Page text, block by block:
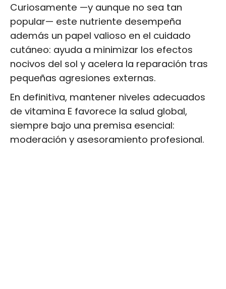
Curiosamente —y aunque no sea tan
popular— este nutriente desempeña
además un papel valioso en el cuidado
cutáneo: ayuda a minimizar los efectos
nocivos del sol y acelera la reparación tras
pequeñas agresiones externas.
En definitiva, mantener niveles adecuados
de vitamina E favorece la salud global,
siempre bajo una premisa esencial:
moderación y asesoramiento profesional.